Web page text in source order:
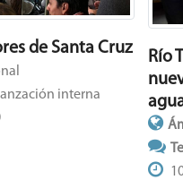
de Santa Cruz
interna
Río